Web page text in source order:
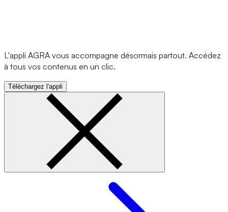
L'appli AGRA vous accompagne désormais partout. Accédez
à tous vos contenus en un clic.
Téléchargez l'appli